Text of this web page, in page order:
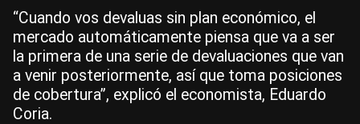
“Cuando vos devaluas sin plan económico, el
mercado automáticamente piensa que va a ser
la primera de una serie de devaluaciones que van
a venir posteriormente, así que toma posiciones
de cobertura”, explicó el economista, Eduardo
Coria.